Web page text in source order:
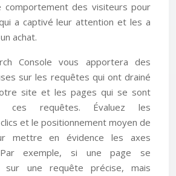
comportement des visiteurs pour
a captivé leur attention et les a
achat.
Console vous apportera des
sur les requêtes qui ont drainé
site et les pages qui se sont
ces requêtes. Évaluez les
et le positionnement moyen de
mettre en évidence les axes
Par exemple, si une page se
sur une requête précise, mais